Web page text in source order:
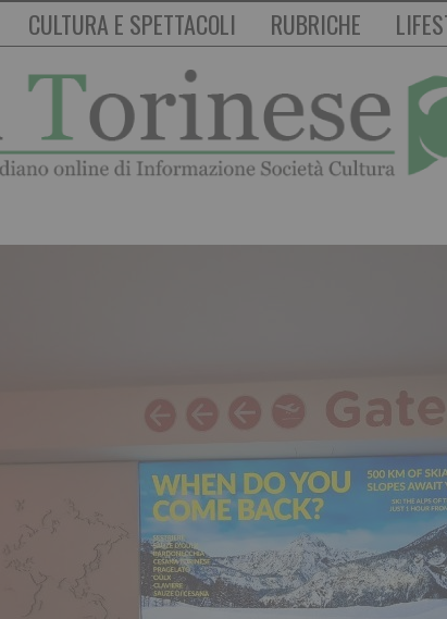
CULTURA E SPETTACOLI RUBRICHE